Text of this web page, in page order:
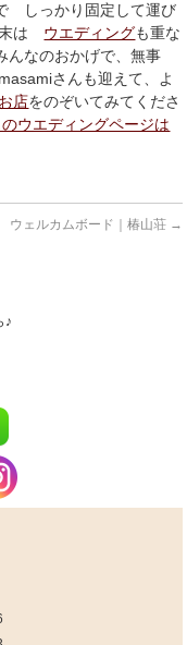
しっかり固定して運び
末は ウエディングも重な
んなのおかげで、無事
さんも迎えて、よ
お店をのぞいてみてくださ
ウエディングページは
ウェルカムボード｜椿山荘 →
♪